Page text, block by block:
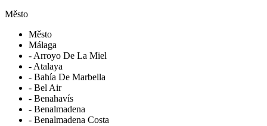
Město
Město
Málaga
- Arroyo De La Miel
- Atalaya
- Bahía De Marbella
- Bel Air
- Benahavís
- Benalmadena
- Benalmadena Costa